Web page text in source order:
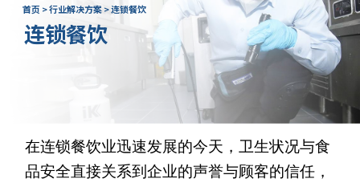
连锁餐饮
首页 >行业解决方案>连锁餐饮
在连锁餐饮业迅速发展的今天，卫生状况与食
品安全直接关系到企业的声誉与顾客的信任，